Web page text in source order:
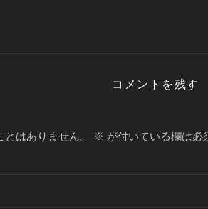
コメントを残す
はありません。 ※ が付いている欄は必